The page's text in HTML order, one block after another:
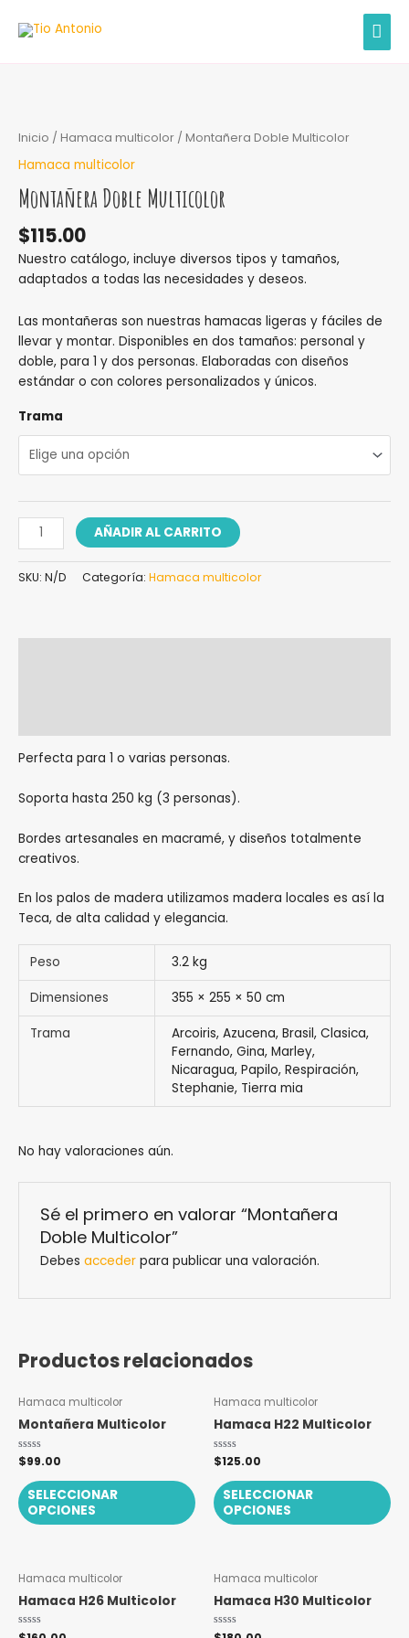
Inicio / Hamaca multicolor / Montañera Doble Multicolor
Hamaca multicolor
Montañera Doble Multicolor
$115.00
Nuestro catálogo, incluye diversos tipos y tamaños,
adaptados a todas las necesidades y deseos.
Las montañeras son nuestras hamacas ligeras y fáciles de
llevar y montar. Disponibles en dos tamaños: personal y
doble, para 1 y dos personas. Elaboradas con diseños
estándar o con colores personalizados y únicos.
Trama
Multicolor
AÑADIR AL CARRITO
SKU: N/D Categoría: Hamaca multicolor
Perfecta para 1 o varias personas.
Soporta hasta 250 kg (3 personas).
Bordes artesanales en macramé, y diseños totalmente
creativos.
En los palos de madera utilizamos madera locales es así la
Teca, de alta calidad y elegancia.
Peso 3.2 kg
Dimensiones 355 × 255 × 50 cm
Trama
Arcoiris, Azucena, Brasil, Clasica,
Fernando, Gina, Marley,
Nicaragua, Papilo, Respiración,
Stephanie, Tierra mia
No hay valoraciones aún.
Sé el primero en valorar “Montañera
Doble Multicolor”
Debes accederpara publicar una valoración.
Productos relacionados
Hamaca multicolor
Montañera Multicolor
Valorado
con
de
5
$99.00
SELECCIONAR
OPCIONES
Este
tiene
múltiples
Las
opciones
elegir
Hamaca multicolor
Hamaca H22 Multicolor
Valorado
con
de
5
$125.00
SELECCIONAR
OPCIONES
Las
Hamaca multicolor
Hamaca H26 Multicolor
Este
tiene
múltiples
Hamaca multicolor
Hamaca H30 Multicolor